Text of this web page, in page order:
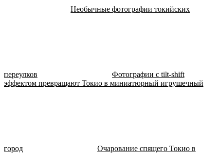
Необычные фотографии токийских
переулков
Фотографии с tilt-shift
эффектом превращают Токио в миниатюрный игрушечный
город Очарование спящего Токио в